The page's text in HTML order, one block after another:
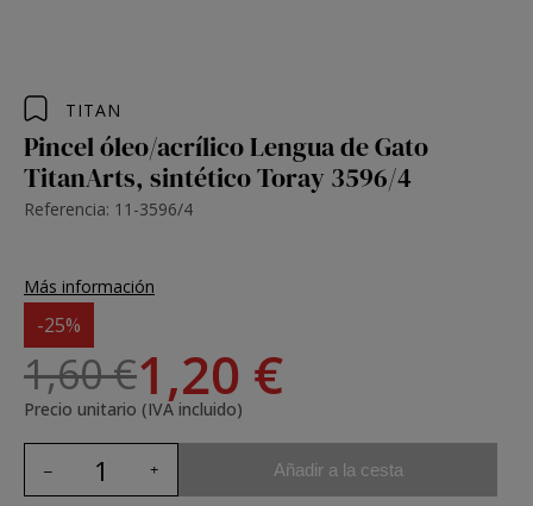
TITAN
Pincel óleo/acrílico Lengua de Gato
TitanArts, sintético Toray 3596/4
Referencia: 11-3596/4
Más información
-25%
1,60 €1,20 €
Precio unitario (IVA incluido)
Añadir a la cesta